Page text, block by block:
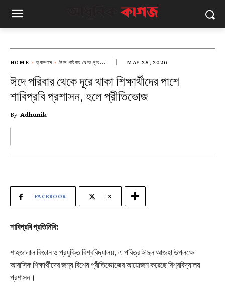
HOME ক্যাম্পাস ‎ঈদে পরিবার থেকে দূরে... MAY 28, 2026
‎ঈদে পরিবার থেকে দূরে থাকা শিক্ষার্থীদের পাশে
শাবিপ্রবি প্রশাসন, হলে প্রীতিভোজ
By Adhunik
FACEBOOK X
শাবিপ্রবি প্রতিনিধি: ‎
শাহজালাল বিজ্ঞান ও প্রযুক্তি বিশ্ববিদ্যালয়, এ পবিত্র ঈদুল আজহা উপলক্ষে
আবাসিক শিক্ষার্থীদের জন্য বিশেষ প্রীতিভোজের আয়োজন করেছে বিশ্ববিদ্যালয়
প্রশাসন। ‎‎